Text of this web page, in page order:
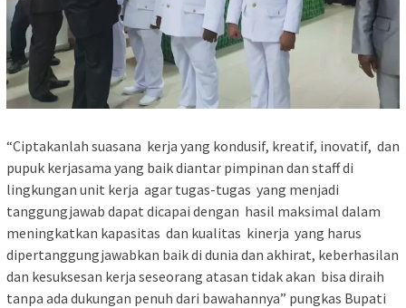
“Ciptakanlah suasana kerja yang kondusif, kreatif, inovatif, dan
pupuk kerjasama yang baik diantar pimpinan dan staff di
lingkungan unit kerja agar tugas-tugas yang menjadi
tanggungjawab dapat dicapai dengan hasil maksimal dalam
meningkatkan kapasitas dan kualitas kinerja yang harus
dipertanggungjawabkan baik di dunia dan akhirat, keberhasilan
dan kesuksesan kerja seseorang atasan tidak akan bisa diraih
tanpa ada dukungan penuh dari bawahannya” pungkas Bupati